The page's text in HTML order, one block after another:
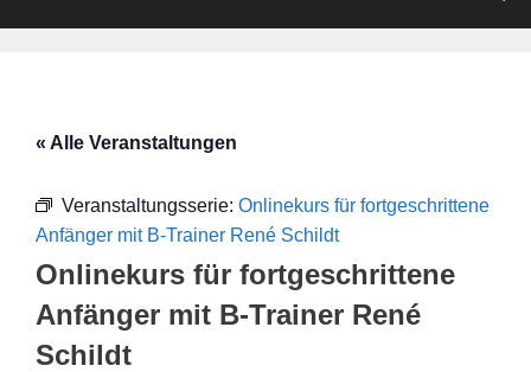
« Alle Veranstaltungen
Veranstaltungsserie: Onlinekurs für fortgeschrittene
Anfänger mit B-Trainer René Schildt
Onlinekurs für fortgeschrittene
Anfänger mit B-Trainer René
Schildt